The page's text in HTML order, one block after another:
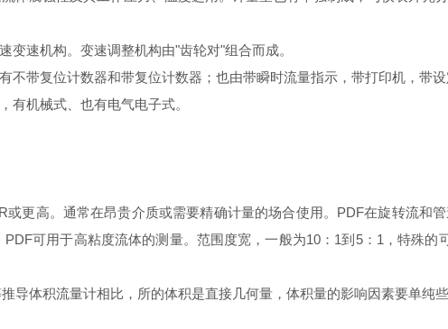
变速机构。变速调整机构由"齿轮对"组合而成。
带复位计数器和带复位计数器；也由带瞬时流量指示，带打印机，带设
有机械式、也有电气电子式。
R或更高。通常在昂贵介质或需要精确计量的场合使用。 PDF在旋转流和
PDF可用于高粘度流体的测量。范围度宽，一般为10： 1到 5： 1 ，特殊的
导体积流量计相比，所的体积是直接几何量，体积量的影响因素要单纯